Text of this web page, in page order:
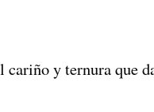
cariño y ternura que